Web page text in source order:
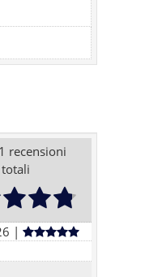
recensioni
totali
|